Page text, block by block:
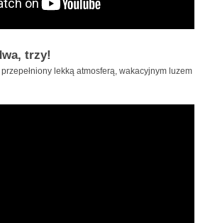
trzy!
lekką atmosferą, wakacyjnym luzem